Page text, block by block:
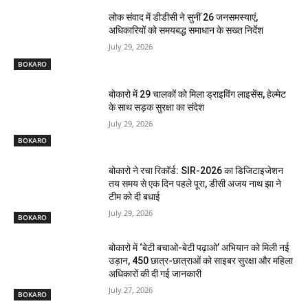
BOKARO
लोक संवाद में डीडीसी ने सुनीं 26 जनसमस्याएं,
अधिकारियों को समयबद्ध समाधान के सख्त निर्देश
July 29, 2026
BOKARO
बोकारो में 29 चालकों को मिला ड्राइविंग लाइसेंस, हेल्मेट
के साथ सड़क सुरक्षा का संदेश
July 29, 2026
BOKARO
बोकारो ने रचा रिकॉर्ड: SIR-2026 का डिजिटाइजेशन
तय समय से एक दिन पहले पूरा, डीसी अजय नाथ झा ने
टीम को दी बधाई
July 29, 2026
BOKARO
बोकारो में ‘बेटी बचाओ-बेटी पढ़ाओ’ अभियान को मिली नई
उड़ान, 450 छात्र-छात्राओं को साइबर सुरक्षा और महिला
अधिकारों की दी गई जानकारी
July 27, 2026